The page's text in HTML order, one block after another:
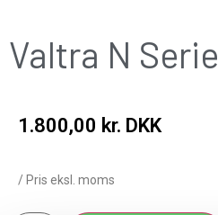
Valtra N Serie
1.800,00 kr. DKK
/ Pris eksl. moms